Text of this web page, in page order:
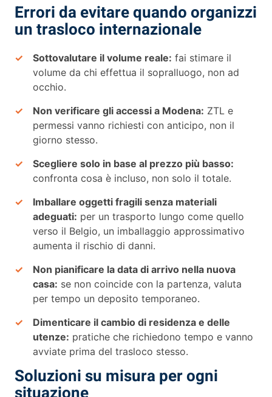
Errori da evitare quando organizzi
un trasloco internazionale
Sottovalutare il volume reale: fai stimare il
volume da chi effettua il sopralluogo, non ad
occhio.
Non verificare gli accessi a Modena: ZTL e
permessi vanno richiesti con anticipo, non il
giorno stesso.
Scegliere solo in base al prezzo più basso:
confronta cosa è incluso, non solo il totale.
Imballare oggetti fragili senza materiali
adeguati: per un trasporto lungo come quello
verso il Belgio, un imballaggio approssimativo
aumenta il rischio di danni.
Non pianificare la data di arrivo nella nuova
casa: se non coincide con la partenza, valuta
per tempo un deposito temporaneo.
Dimenticare il cambio di residenza e delle
utenze: pratiche che richiedono tempo e vanno
avviate prima del trasloco stesso.
Soluzioni su misura per ogni